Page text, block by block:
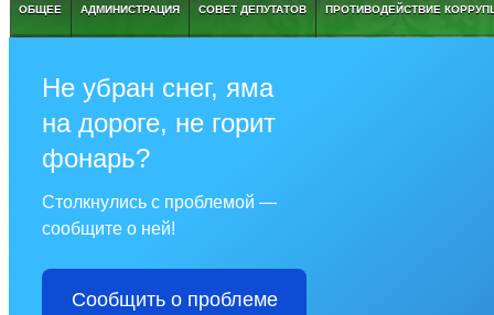
ОБЩЕЕ АДМИНИСТРАЦИЯ СОВЕТ ДЕПУТАТОВ ПРОТИВОДЕЙСТВИЕ
Не убран снег, яма
на дороге, не горит
фонарь?
Столкнулись с проблемой —
сообщите о ней!
Сообщить о проблеме